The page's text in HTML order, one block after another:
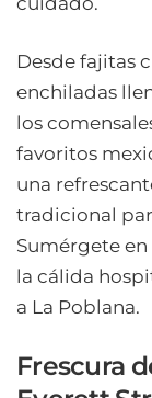
Desde fajitas
enchiladas
los
favoritos
una
tradicional
Sumérgete
la cálida
a La Poblana.
Frescura